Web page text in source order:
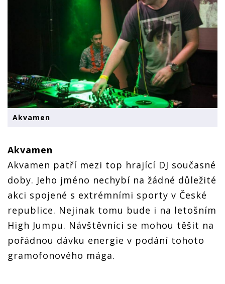
Akvamen
Akvamen
Akvamen patří mezi top hrající DJ současné
doby. Jeho jméno nechybí na žádné důležité
akci spojené s extrémními sporty v České
republice. Nejinak tomu bude i na letošním
High Jumpu. Návštěvníci se mohou těšit na
pořádnou dávku energie v podání tohoto
gramofonového mága.